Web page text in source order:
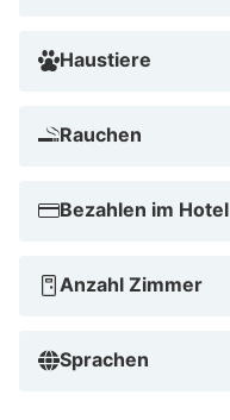
Haustiere
Rauchen
Bezahlen im Hotel
Anzahl Zimmer
Sprachen